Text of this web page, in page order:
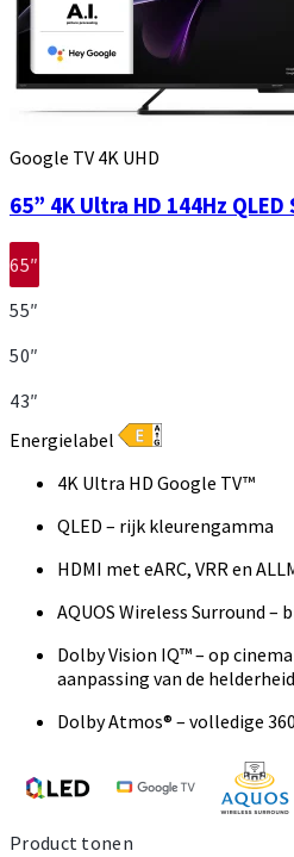
Google TV 4K UHD
65” 4K Ultra HD 144Hz
65″
55″
50″
43″
Energielabel
4K Ultra HD Google TV™
QLED – rijk kleurengamma
HDMI met eARC, VRR en
AQUOS Wireless Surround –
Dolby Vision IQ™ – op
aanpassing van de
Dolby Atmos® – volledige
Product tonen